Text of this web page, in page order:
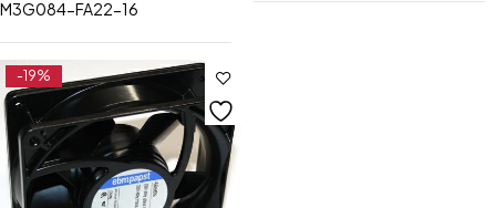
M3G084-FA22-16
-19%